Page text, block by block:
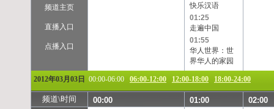
频道主页
直播入口
点播入口
快乐汉语
01:25
走遍中国
01:55
华人世界：世
界华人的家园
2012年03月03日 00:00-06:00 06:00-12:00 12:00-18:00 18:00-24:00
频道\时间 00:00 01:00 02:00